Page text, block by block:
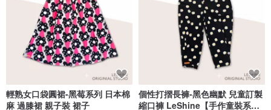
輕熟女口袋圓裙-黑莓系列 日本棉
麻 過膝裙 親子裝 裙子
個性打摺長褲-黑色幽默 兒童訂製
縮口褲 LeShine【手作童裝系